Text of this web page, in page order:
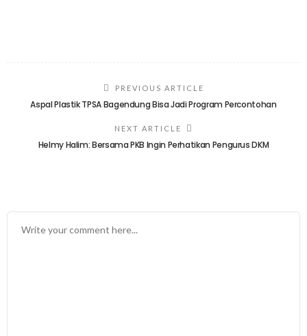
PREVIOUS ARTICLE
Aspal Plastik TPSA Bagendung Bisa Jadi Program Percontohan
NEXT ARTICLE
Helmy Halim: Bersama PKB Ingin Perhatikan Pengurus DKM